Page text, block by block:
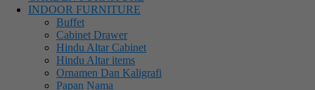
INDOOR FURNITURE
Buffet
Cabinet Drawer
Hindu Altar Cabinet
Hindu Altar items
Ornamen Dan Kaligrafi
Papan Nama